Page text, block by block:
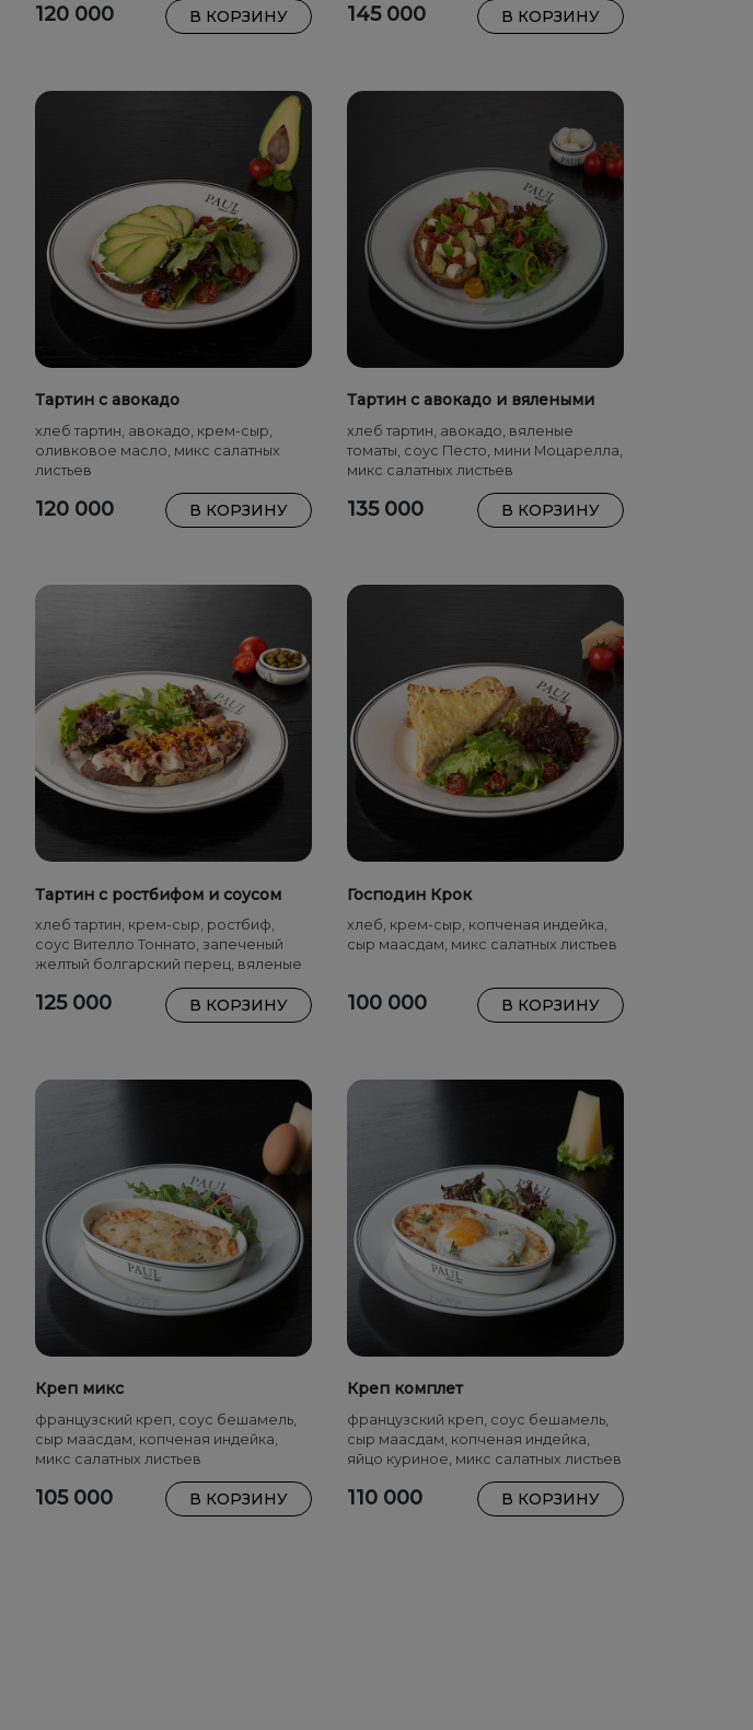
120 000 В КОРЗИНУ 145 000 В КОРЗИНУ
Тартин с авокадо
хлеб тартин, авокадо, крем-сыр,
оливковое масло, микс салатных
листьев
120 000 В КОРЗИНУ
Тартин с авокадо и вялеными
помидорами
хлеб тартин, авокадо, вяленые
томаты, соус Песто, мини Моцарелла,
микс салатных листьев
135 000 В КОРЗИНУ
Тартин с ростбифом и соусом
Вителло Тоннато
хлеб тартин, крем-сыр, ростбиф,
соус Вителло Тоннато, запеченый
желтый болгарский перец, вяленые
томаты, каперсы, чипсы белого лука,
микс салатных листьев
125 000 В КОРЗИНУ
Господин Крок
хлеб, крем-сыр, копченая индейка,
сыр маасдам, микс салатных листьев
100 000 В КОРЗИНУ
Креп микс
французский креп, соус бешамель,
сыр маасдам, копченая индейка,
микс салатных листьев
105 000 В КОРЗИНУ
Креп комплет
французский креп, соус бешамель,
сыр маасдам, копченая индейка,
яйцо куриное, микс салатных листьев
110 000 В КОРЗИНУ